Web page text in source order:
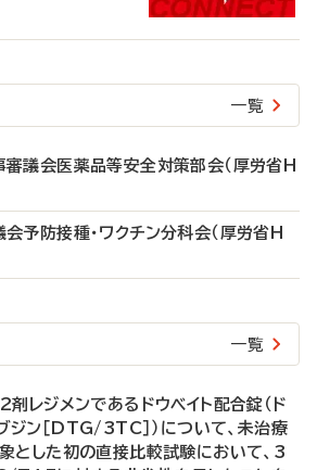
一覧
議会医薬品等安全対策部会（厚労省H
予防接種・ワクチン分科会（厚労省H
一覧
剤レジメンであるドウベイト配合錠（ド
ジン［DTG/3TC］）について、未治療
とした初の直接比較試験において、3